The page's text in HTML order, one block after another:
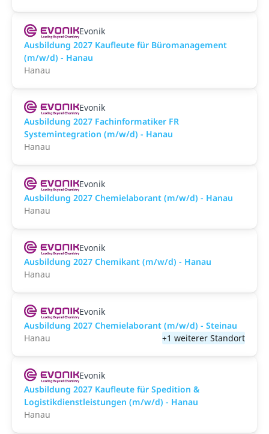
Evonik
Ausbildung 2027 Kaufleute für Büromanagement
(m/w/d) - Hanau
Hanau
Evonik
Ausbildung 2027 Fachinformatiker FR
Systemintegration (m/w/d) - Hanau
Hanau
Evonik
Ausbildung 2027 Chemielaborant (m/w/d) - Hanau
Hanau
Evonik
Ausbildung 2027 Chemikant (m/w/d) - Hanau
Hanau
Evonik
Ausbildung 2027 Chemielaborant (m/w/d) - Steinau
Hanau
+1 weiterer Standort
Evonik
Ausbildung 2027 Kaufleute für Spedition &
Logistikdienstleistungen (m/w/d) - Hanau
Hanau